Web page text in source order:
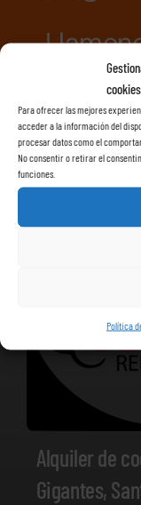
cookies
Para ofrecer las mejores
acceder a la información del
procesar datos como el
No consentir o retirar el
funciones.
Política
Alquiler de
Gigantes,